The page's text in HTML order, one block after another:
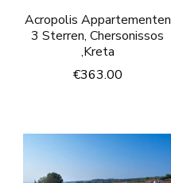
Acropolis Appartementen
3 Sterren, Chersonissos
,Kreta
€363.00